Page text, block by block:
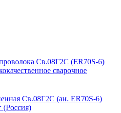
Св.08Г2С (ан. ER70S-6)
(Россия)